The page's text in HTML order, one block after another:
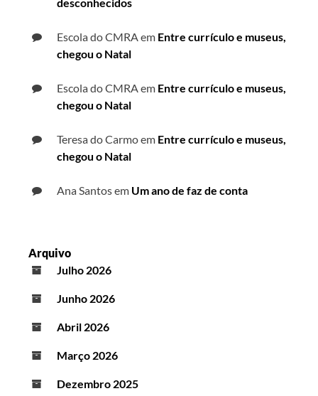
Escola do CMRA em Entre currículo e museus,
chegou o Natal
Escola do CMRA em Entre currículo e museus,
chegou o Natal
Teresa do Carmoem Entre currículo e museus,
chegou o Natal
Ana Santosem Um ano de faz de conta
Arquivo
Julho 2026
Junho 2026
Abril 2026
Março 2026
Dezembro 2025